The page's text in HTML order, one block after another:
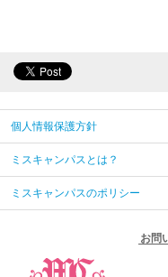
個人情報保護方針
ミスキャンパスとは？
ミスキャンパスのポリシー
お問